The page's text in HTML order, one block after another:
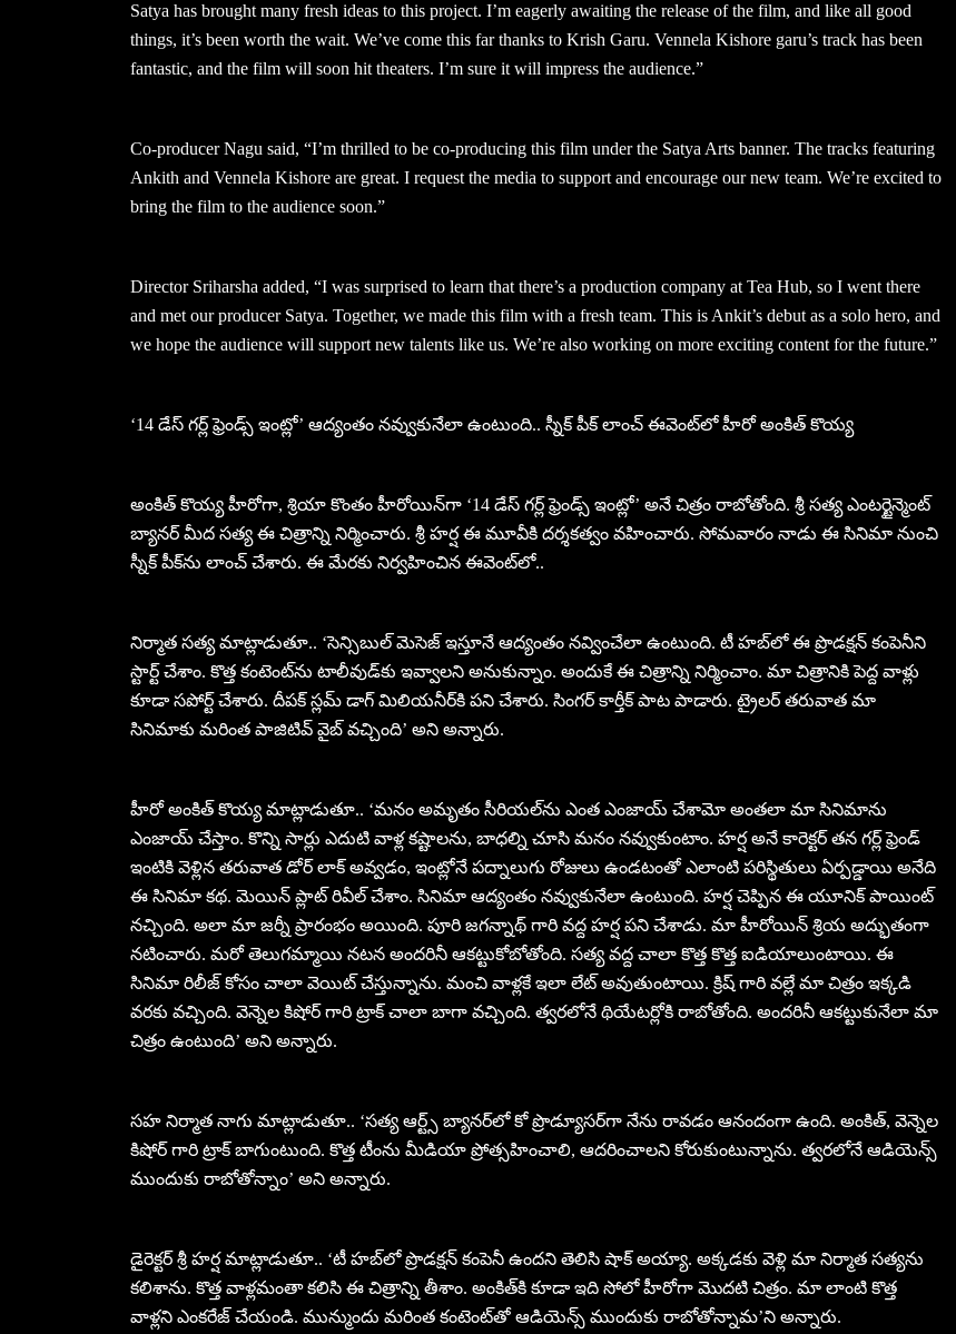
Satya has brought many fresh ideas to this project. I’m eagerly awaiting the release of the film, and like all good
things, it’s been worth the wait. We’ve come this far thanks to Krish Garu. Vennela Kishore garu’s track has been
fantastic, and the film will soon hit theaters. I’m sure it will impress the audience.”
Co-producer Nagu said, “I’m thrilled to be co-producing this film under the Satya Arts banner. The tracks featuring
Ankith and Vennela Kishore are great. I request the media to support and encourage our new team. We’re excited to
bring the film to the audience soon.”
Director Sriharsha added, “I was surprised to learn that there’s a production company at Tea Hub, so I went there
and met our producer Satya. Together, we made this film with a fresh team. This is Ankit’s debut as a solo hero, and
we hope the audience will support new talents like us. We’re also working on more exciting content for the future.”
‘14 డేస్ గర్ల్ ఫ్రెండ్స్ ఇంట్లో’ ఆద్యంతం నవ్వుకునేలా ఉంటుంది.. స్నీక్ పీక్ లాంచ్ ఈవెంట్‌లో హీరో అంకిత్ కొయ్య
అంకిత్ కొయ్య హీరోగా, శ్రియా కొంతం హీరోయిన్‌గా ‘14 డేస్ గర్ల్ ఫ్రెండ్స్ ఇంట్లో’ అనే చిత్రం రాబోతోంది. శ్రీ సత్య ఎంటర్టైన్మెంట్
బ్యానర్ మీద సత్య ఈ చిత్రాన్ని నిర్మించారు. శ్రీ హర్ష ఈ మూవీకి దర్శకత్వం వహించారు. సోమవారం నాడు ఈ సినిమా నుంచి
స్నీక్ పీక్‌ను లాంచ్ చేశారు. ఈ మేరకు నిర్వహించిన ఈవెంట్‌లో..
నిర్మాత సత్య మాట్లాడుతూ.. ‘సెన్సిబుల్ మెసెజ్ ఇస్తూనే ఆద్యంతం నవ్వించేలా ఉంటుంది. టీ హబ్‌లో ఈ ప్రొడక్షన్ కంపెనీని
స్టార్ట్ చేశాం. కొత్త కంటెంట్‌ను టాలీవుడ్‌కు ఇవ్వాలని అనుకున్నాం. అందుకే ఈ చిత్రాన్ని నిర్మించాం. మా చిత్రానికి పెద్ద వాళ్లు
కూడా సపోర్ట్ చేశారు. దీపక్ స్లమ్ డాగ్ మిలియనీర్‌కి పని చేశారు. సింగర్ కార్తీక్ పాట పాడారు. ట్రైలర్ తరువాత మా
సినిమాకు మరింత పాజిటివ్ వైబ్ వచ్చింది’ అని అన్నారు.
హీరో అంకిత్ కొయ్య మాట్లాడుతూ.. ‘మనం అమృతం సీరియల్‌ను ఎంత ఎంజాయ్ చేశామో అంతలా మా సినిమాను
ఎంజాయ్ చేస్తాం. కొన్ని సార్లు ఎదుటి వాళ్ల కష్టాలను, బాధల్ని చూసి మనం నవ్వుకుంటాం. హర్ష అనే కారెక్టర్ తన గర్ల్ ఫ్రెండ్
ఇంటికి వెళ్లిన తరువాత డోర్ లాక్ అవ్వడం, ఇంట్లోనే పద్నాలుగు రోజులు ఉండటంతో ఎలాంటి పరిస్థితులు ఏర్పడ్డాయి అనేది
ఈ సినిమా కథ. మెయిన్ ప్లాట్ రివీల్ చేశాం. సినిమా ఆద్యంతం నవ్వుకునేలా ఉంటుంది. హర్ష చెప్పిన ఈ యూనిక్ పాయింట్
నచ్చింది. అలా మా జర్నీ ప్రారంభం అయింది. పూరి జగన్నాథ్ గారి వద్ద హర్ష పని చేశాడు. మా హీరోయిన్ శ్రియ అద్భుతంగా
నటించారు. మరో తెలుగమ్మాయి నటన అందరినీ ఆకట్టుకోబోతోంది. సత్య వద్ద చాలా కొత్త కొత్త ఐడియాలుంటాయి. ఈ
సినిమా రిలీజ్ కోసం చాలా వెయిట్ చేస్తున్నాను. మంచి వాళ్లకే ఇలా లేట్ అవుతుంటాయి. క్రిష్ గారి వల్లే మా చిత్రం ఇక్కడి
వరకు వచ్చింది. వెన్నెల కిషోర్ గారి ట్రాక్ చాలా బాగా వచ్చింది. త్వరలోనే థియేటర్లోకి రాబోతోంది. అందరినీ ఆకట్టుకునేలా మా
చిత్రం ఉంటుంది’ అని అన్నారు.
సహ నిర్మాత నాగు మాట్లాడుతూ.. ‘సత్య ఆర్ట్స్ బ్యానర్‌లో కో ప్రొడ్యూసర్‌గా నేను రావడం ఆనందంగా ఉంది. అంకిత్, వెన్నెల
కిషోర్ గారి ట్రాక్ బాగుంటుంది. కొత్త టీంను మీడియా ప్రోత్సహించాలి, ఆదరించాలని కోరుకుంటున్నాను. త్వరలోనే ఆడియెన్స్
ముందుకు రాబోతోన్నాం’ అని అన్నారు.
డైరెక్టర్ శ్రీ హర్ష మాట్లాడుతూ.. ‘టీ హబ్‌లో ప్రొడక్షన్ కంపెనీ ఉందని తెలిసి షాక్ అయ్యా. అక్కడకు వెళ్లి మా నిర్మాత సత్యను
కలిశాను. కొత్త వాళ్లమంతా కలిసి ఈ చిత్రాన్ని తీశాం. అంకిత్‌కి కూడా ఇది సోలో హీరోగా మొదటి చిత్రం. మా లాంటి కొత్త
వాళ్లని ఎంకరేజ్ చేయండి. మున్ముందు మరింత కంటెంట్‌తో ఆడియెన్స్ ముందుకు రాబోతోన్నామ’ని అన్నారు.